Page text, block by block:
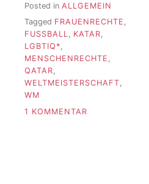
Posted in ALLGEMEIN
Tagged FRAUENRECHTE ,
FUSSBALL
, KATAR,
LGBTIQ*,
MENSCHENRECHTE ,
QATAR,
WELTMEISTERSCHAFT,
WM
1 KOMMENTAR